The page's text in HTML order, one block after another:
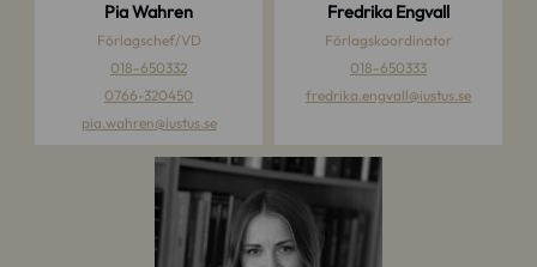
Pia Wahren
Förlagschef/VD
018-650332
0766-320450
pia.wahren@iustus.se
Fredrika Engvall
Förlagskoordinator
018-650333
fredrika.engvall@iustus.se